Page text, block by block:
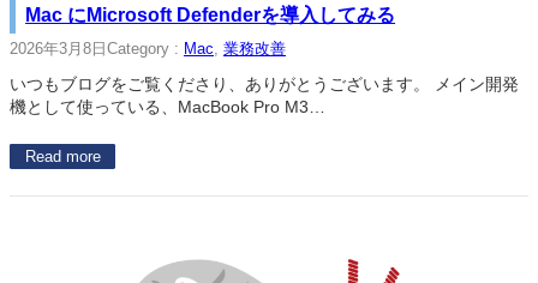
Mac にMicrosoft Defenderを導入してみる
2026年3月8日 Category : Mac, 業務改善
いつもブログをご覧くださり、ありがとうございます。 メイン開発
機として使っている、MacBook Pro M3…
Read more